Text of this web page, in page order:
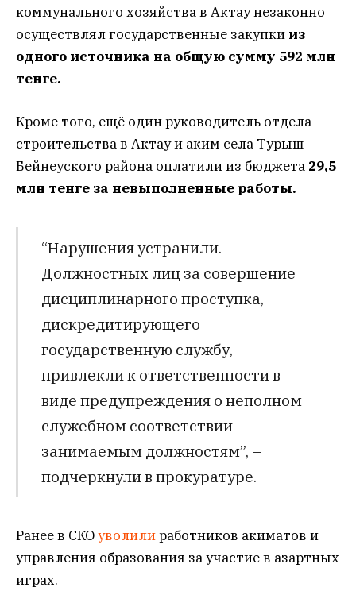
коммунального хозяйства в Актау незаконно
осуществлял государственные закупки из
одного источника на общую сумму 592 млн
тенге.
Кроме того, ещё один руководитель отдела
строительства в Актау и аким села Турыш
Бейнеуского района оплатили из бюджета 29,5
млн тенге за невыполненные работы.
“Нарушения устранили.
Должностных лиц за совершение
дисциплинарного проступка,
дискредитирующего
государственную службу,
привлекли к ответственности в
виде предупреждения о неполном
служебном соответствии
занимаемым должностям”, –
подчеркнули в прокуратуре.
Ранее в СКОуволилиработников акиматов и
управления образования за участие в азартных
играх.